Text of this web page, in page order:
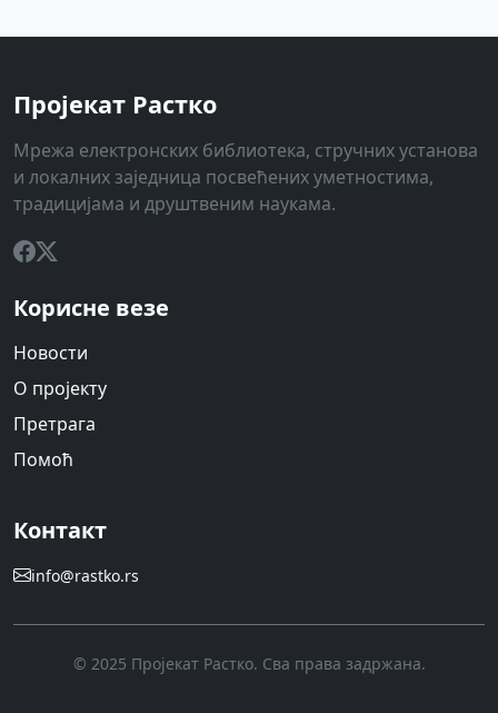
Пројекат Растко
Мрежа електронских библиотека, стручних установа
и локалних заједница посвећених уметностима,
традицијама и друштвеним наукама.
Корисне везе
Новости
О пројекту
Претрага
Помоћ
Контакт
info@rastko.rs
© 2025 Пројекат Растко. Сва права задржана.